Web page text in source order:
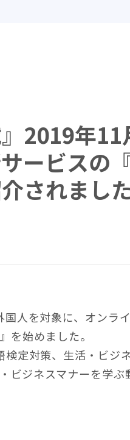
』2019年
ービスの
されました
人を対象に、オンラ
を始めました。
定対策、生活・ビジ
ジネスマナーを学ぶ